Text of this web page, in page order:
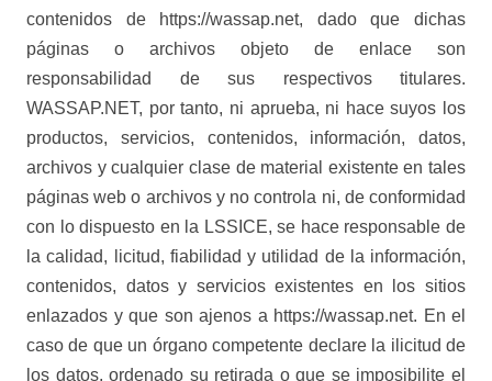
contenidos de https://wassap.net, dado que dichas
páginas o archivos objeto de enlace son
responsabilidad de sus respectivos titulares.
WASSAP.NET, por tanto, ni aprueba, ni hace suyos los
productos, servicios, contenidos, información, datos,
archivos y cualquier clase de material existente en tales
páginas web o archivos y no controla ni, de conformidad
con lo dispuesto en la LSSICE, se hace responsable de
la calidad, licitud, fiabilidad y utilidad de la información,
contenidos, datos y servicios existentes en los sitios
enlazados y que son ajenos a https://wassap.net. En el
caso de que un órgano competente declare la ilicitud de
los datos, ordenado su retirada o que se imposibilite el